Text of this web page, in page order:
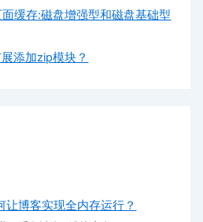
缓存:磁盘增强型和磁盘基础型
添加zip模块？
让博客实现全内存运行？